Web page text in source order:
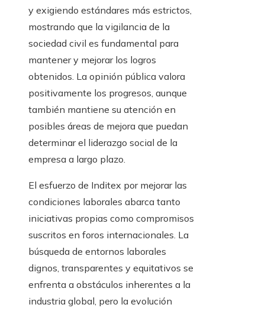
y exigiendo estándares más estrictos,
mostrando que la vigilancia de la
sociedad civil es fundamental para
mantener y mejorar los logros
obtenidos. La opinión pública valora
positivamente los progresos, aunque
también mantiene su atención en
posibles áreas de mejora que puedan
determinar el liderazgo social de la
empresa a largo plazo.
El esfuerzo de Inditex por mejorar las
condiciones laborales abarca tanto
iniciativas propias como compromisos
suscritos en foros internacionales. La
búsqueda de entornos laborales
dignos, transparentes y equitativos se
enfrenta a obstáculos inherentes a la
industria global, pero la evolución